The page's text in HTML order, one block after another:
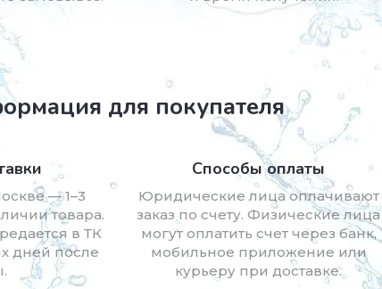
для покупателя
— 1–3
товара.
в ТК
дней после
Способы оплаты
Юридические лица оплачивают
заказ по счету. Физические лица
могут оплатить счет через банк,
мобильное приложение или
курьеру при доставке.